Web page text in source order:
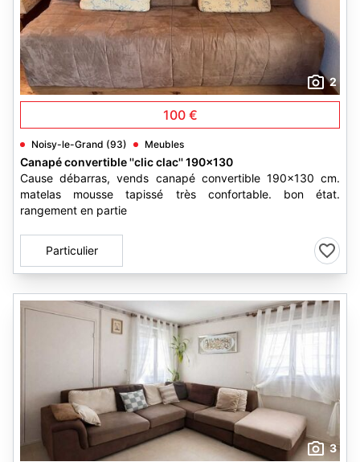
2
100 €
Noisy-le-Grand (93) Meubles
Canapé convertible ''clic clac'' 190x130
Cause débarras, vends canapé convertible 190x130 cm.
matelas mousse tapissé très confortable. bon état.
rangement en partie
Particulier
3